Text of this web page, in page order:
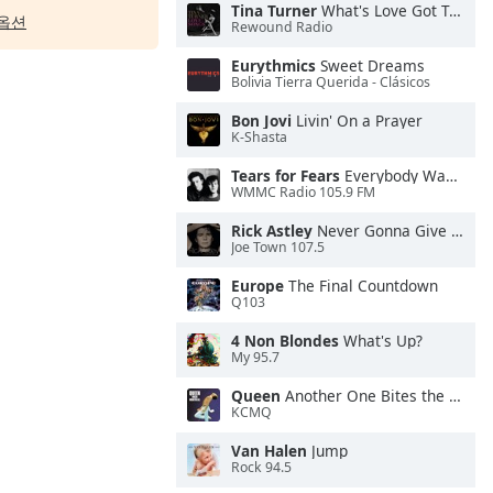
션
Tina Turner What's Love Got To Do With It
Rewound Radio
Eurythmics Sweet Dreams
Bolivia Tierra Querida - Clásicos
Bon Jovi Livin' On a Prayer
K-Shasta
Tears for Fears Everybody Wants To Rule the World
WMMC Radio 105.9 FM
Rick Astley Never Gonna Give You Up
Joe Town 107.5
Europe The Final Countdown
Q103
4 Non Blondes What's Up?
My 95.7
Queen Another One Bites the Dust
KCMQ
Van Halen Jump
Rock 94.5